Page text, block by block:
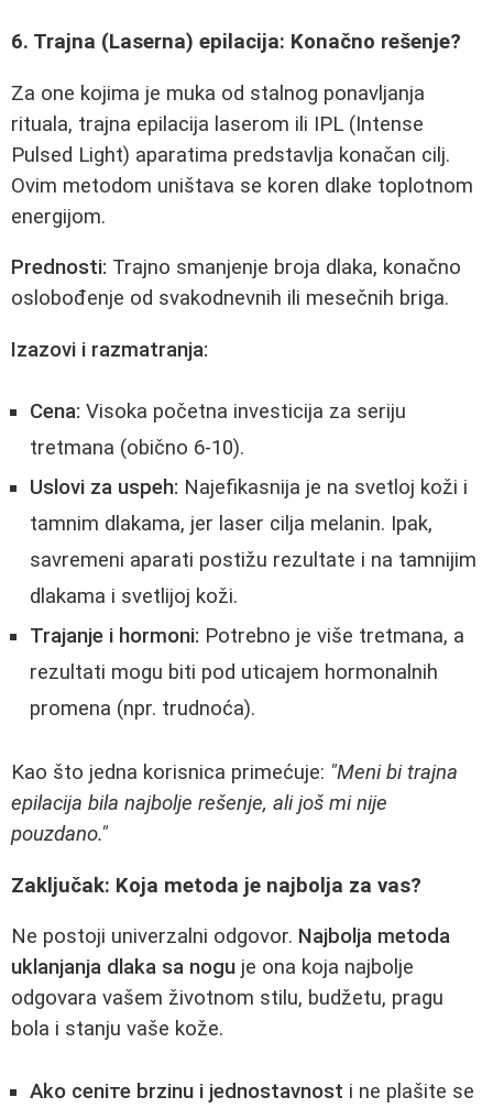
6. Trajna (Laserna) epilacija: Konačno rešenje?
Za one kojima je muka od stalnog ponavljanja
rituala, trajna epilacija laserom ili IPL (Intense
Pulsed Light) aparatima predstavlja konačan cilj.
Ovim metodom uništava se koren dlake toplotnom
energijom.
Prednosti: Trajno smanjenje broja dlaka, konačno
oslobođenje od svakodnevnih ili mesečnih briga.
Izazovi i razmatranja:
Cena: Visoka početna investicija za seriju
tretmana (obično 6-10).
Uslovi za uspeh: Najefikasnija je na svetloj koži i
tamnim dlakama, jer laser cilja melanin. Ipak,
savremeni aparati postižu rezultate i na tamnijim
dlakama i svetlijoj koži.
Trajanje i hormoni: Potrebno je više tretmana, a
rezultati mogu biti pod uticajem hormonalnih
promena (npr. trudnoća).
Kao što jedna korisnica primećuje: "Meni bi trajna
epilacija bila najbolje rešenje, ali još mi nije
pouzdano."
Zaključak: Koja metoda je najbolja za vas?
Ne postoji univerzalni odgovor. Najbolja metoda
uklanjanja dlaka sa nogu je ona koja najbolje
odgovara vašem životnom stilu, budžetu, pragu
bola i stanju vaše kože.
Ako ceniте brzinu i jednostavnost i ne plašite se